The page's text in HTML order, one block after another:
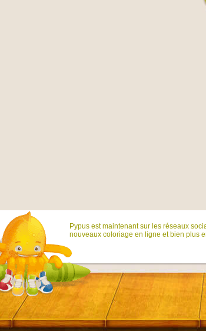
Pypus est maintenant sur ​​les réseaux
nouveaux coloriage en ligne et bien plus